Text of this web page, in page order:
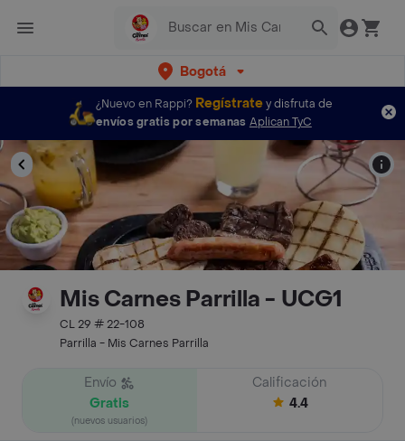
Bogotá
¿Nuevo en Rappi? Regístratey disfruta de
envíos gratis por semanas Aplican TyC
Mis Carnes Parrilla - UCG1
CL 29 # 22-108
Parrilla - Mis Carnes Parrilla
Envío
Gratis
(nuevos usuarios)
Calificación
4.4